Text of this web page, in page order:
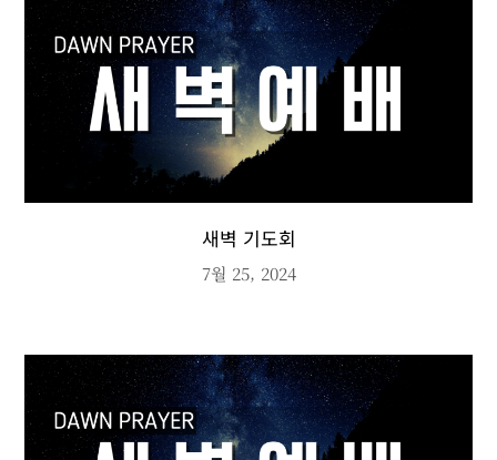
새벽 기도회
7월 25, 2024